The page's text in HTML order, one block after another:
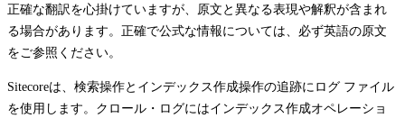
正確な翻訳を心掛けていますが、原文と異なる表現や解釈が含まれ
る場合があります。正確で公式な情報については、必ず英語の原文
をご参照ください。
Sitecoreは、検索操作とインデックス作成操作の追跡にログ ファイル
を使用します。クロール・ログにはインデックス作成オペレーショ